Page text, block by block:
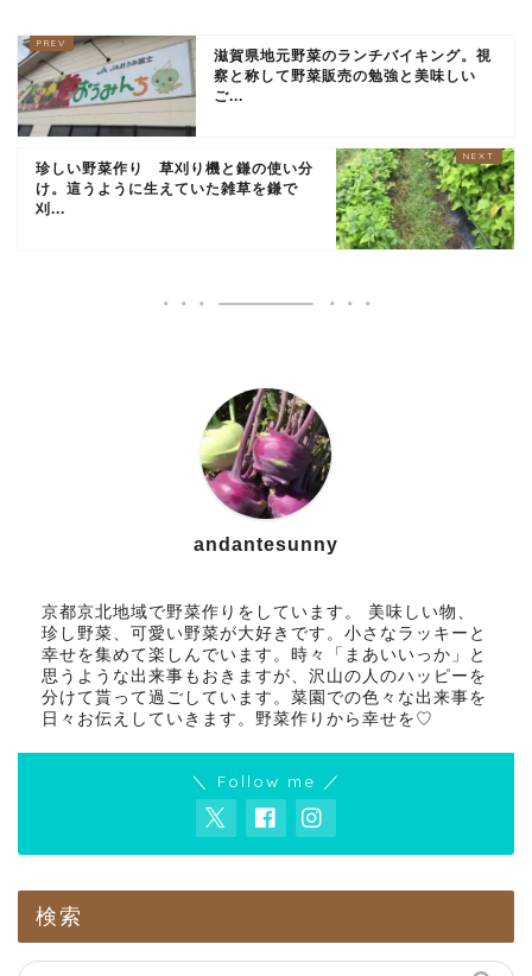
滋賀県地元野菜のランチバイキング。視
察と称して野菜販売の勉強と美味しい
ご...
珍しい野菜作り 草刈り機と鎌の使い分
け。這うように生えていた雑草を鎌で
刈...
andantesunny
京都京北地域で野菜作りをしています。 美味しい物、
珍し野菜、可愛い野菜が大好きです。小さなラッキーと
幸せを集めて楽しんでいます。時々「まあいいっか」と
思うような出来事もおきますが、沢山の人のハッピーを
分けて貰って過ごしています。菜園での色々な出来事を
日々お伝えしていきます。野菜作りから幸せを♡
＼ Follow me ／
検索